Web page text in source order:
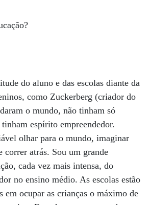
do aluno e das escolas diante da
como Zuckerberg (criador do
o mundo, não tinham só
espírito empreendedor.
olhar para o mundo, imaginar
correr atrás. Sou um grande
cada vez mais intensa, do
no ensino médio. As escolas estão
em ocupar as crianças o máximo de